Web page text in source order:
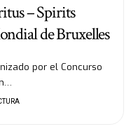
– Spirits
de Bruxelles
por el Concurso